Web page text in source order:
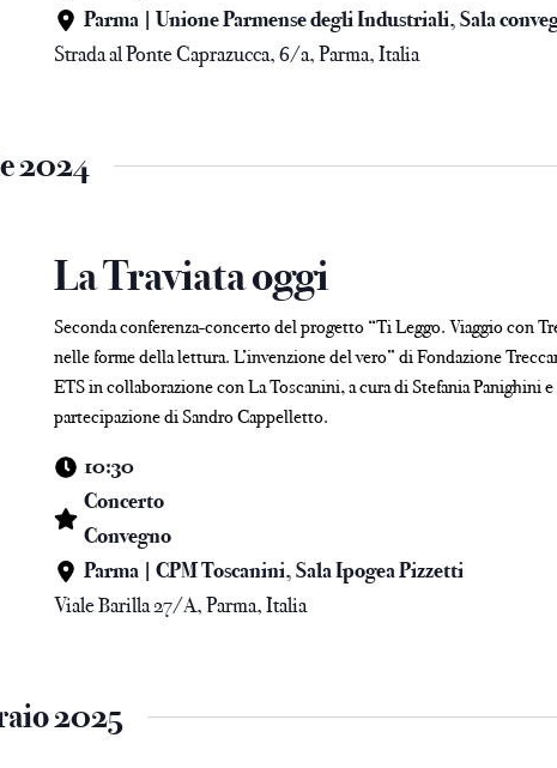
Parma | Unione Parmense degli Industriali, Sala
Strada al Ponte Caprazucca, 6/a, Parma, Italia
2024
La Traviata oggi
Seconda conferenza-concerto del progetto “Ti Leggo. Viaggio con
nelle forme della lettura. L’invenzione del vero” di Fondazione
ETS in collaborazione con La Toscanini, a cura di Stefania Panighini
partecipazione di Sandro Cappelletto.
10:30
Concerto
Convegno
Parma | CPM Toscanini, Sala Ipogea Pizzetti
Viale Barilla 27/A, Parma, Italia
2025